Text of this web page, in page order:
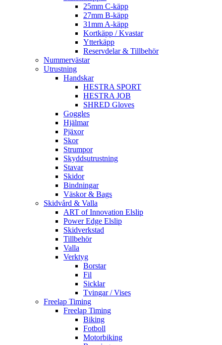
25mm C-käpp
27mm B-käpp
31mm A-käpp
Kortkäpp / Kvastar
Ytterkäpp
Reservdelar & Tillbehör
Nummervästar
Utrustning
Handskar
HESTRA SPORT
HESTRA JOB
SHRED Gloves
Goggles
Hjälmar
Pjäxor
Skor
Strumpor
Skyddsutrustning
Stavar
Skidor
Bindningar
Väskor & Bags
Skidvård & Valla
ART of Innovation Elslip
Power Edge Elslip
Skidverkstad
Tillbehör
Valla
Verktyg
Borstar
Fil
Sicklar
Tvingar / Vises
Freelap Timing
Freelap Timing
Biking
Fotboll
Motorbiking